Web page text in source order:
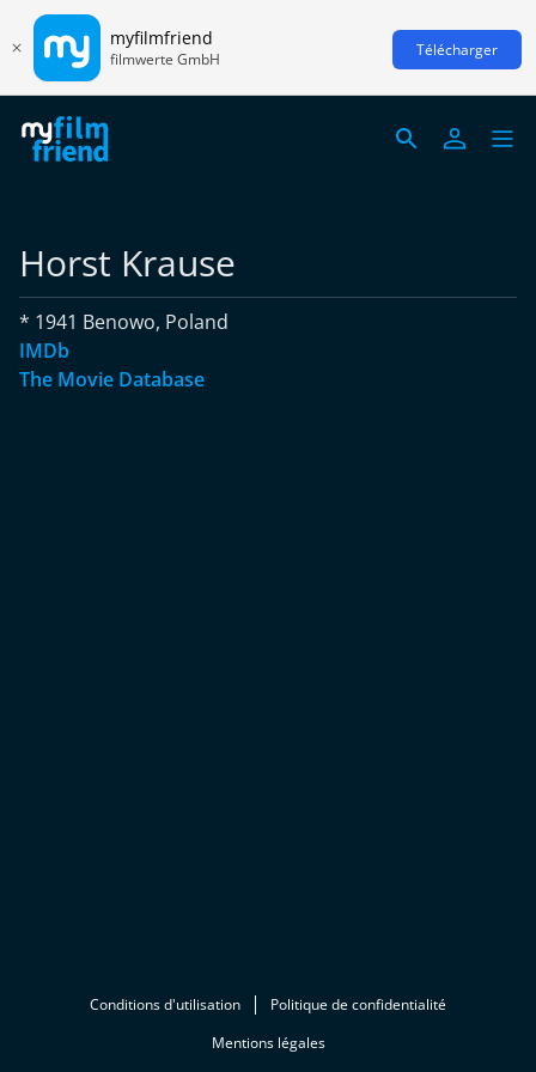
myfilmfriend
filmwerte GmbH Télécharger
Horst Krause
* 1941 Benowo, Poland
IMDb
The Movie Database
Conditions d'utilisation
Politique de confidentialité
Mentions légales